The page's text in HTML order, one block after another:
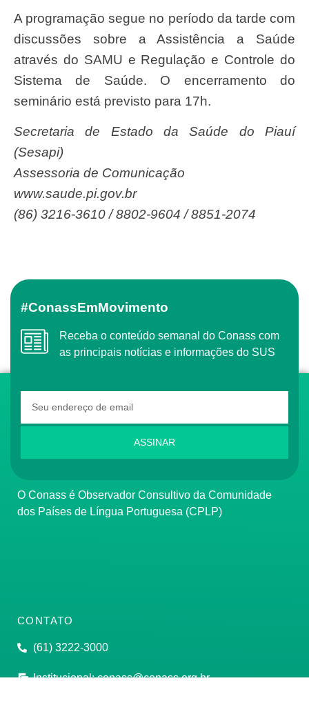
A programação segue no período da tarde com
discussões sobre a Assistência a Saúde
através do SAMU e Regulação e Controle do
Sistema de Saúde. O encerramento do
seminário está previsto para 17h.
Secretaria de Estado da Saúde do Piauí
(Sesapi)
Assessoria de Comunicação
www.saude.pi.gov.br
(86) 3216-3610 / 8802-9604 / 8851-2074
#ConassEmMovimento
Receba o conteúdo semanal do Conass com
as principais notícias e informações do SUS
ASSINAR
O Conass é Observador Consultivo da Comunidade
dos Países de Língua Portuguesa (CPLP)
CONTATO
(61) 3222-3000
Institucional:conass@conass.org.br